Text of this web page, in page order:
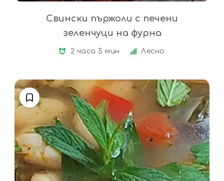
Свински пържоли с печени
зеленчуци на фурна
2 часа 5 мин Лесно